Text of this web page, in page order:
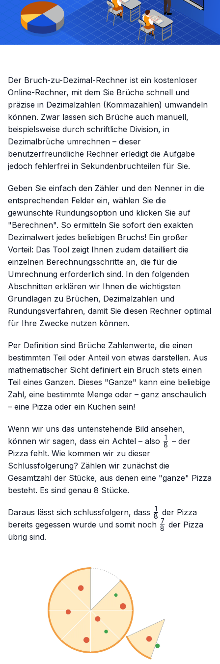
Der Bruch-zu-Dezimal-Rechner ist ein kostenloser
Online-Rechner, mit dem Sie Brüche schnell und
präzise in Dezimalzahlen (Kommazahlen) umwandeln
können. Zwar lassen sich Brüche auch manuell,
beispielsweise durch schriftliche Division, in
Dezimalbrüche umrechnen – dieser
benutzerfreundliche Rechner erledigt die Aufgabe
jedoch fehlerfrei in Sekundenbruchteilen für Sie.
Geben Sie einfach den Zähler und den Nenner in die
entsprechenden Felder ein, wählen Sie die
gewünschte Rundungsoption und klicken Sie auf
"Berechnen". So ermitteln Sie sofort den exakten
Dezimalwert jedes beliebigen Bruchs! Ein großer
Vorteil: Das Tool zeigt Ihnen zudem detailliert die
einzelnen Berechnungsschritte an, die für die
Umrechnung erforderlich sind. In den folgenden
Abschnitten erklären wir Ihnen die wichtigsten
Grundlagen zu Brüchen, Dezimalzahlen und
Rundungsverfahren, damit Sie diesen Rechner optimal
für Ihre Zwecke nutzen können.
Per Definition sind Brüche Zahlenwerte, die einen
bestimmten Teil oder Anteil von etwas darstellen. Aus
mathematischer Sicht definiert ein Bruch stets einen
Teil eines Ganzen. Dieses "Ganze" kann eine beliebige
Zahl, eine bestimmte Menge oder – ganz anschaulich
– eine Pizza oder ein Kuchen sein!
Wenn wir uns das untenstehende Bild ansehen,
können wir sagen, dass ein Achtel – also \frac{1}
8
1
– der
Pizza fehlt. Wie kommen wir zu dieser
Schlussfolgerung? Zählen wir zunächst die
Gesamtzahl der Stücke, aus denen eine "ganze" Pizza
besteht. Es sind genau 8 Stücke.
Daraus lässt sich schlussfolgern, dass \frac{1}
{8}
8
1
der Pizza
bereits gegessen wurde und somit noch \frac{7}
8
7 der Pizza
übrig sind.